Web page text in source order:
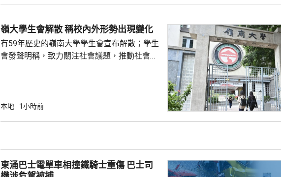
疑未按法例提供足夠合資格救生員，會考慮向
泳池持牌人提出檢控。 食環署表示，今年至頭
上月底，對逾1400個持牌私人...
嶺大學生會解散 稱校內外形勢出現變化
有59年歷史的嶺南大學學生會宣布解散；學生
會發聲明稱，致力關注社會議題，推動社會進
學生會營運。
本地 1小時前
東涌巴士電單車相撞鐵騎士重傷 巴士司